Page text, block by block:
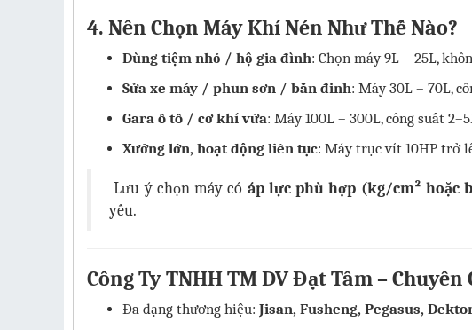
4. Nên Chọn Máy Khí Nén Như Thế Nào?
Dùng tiệm nhỏ / hộ gia đình: Chọn máy 9L – 25L,
Sửa xe máy / phun sơn / bắn đinh: Máy 30L – 70L,
Gara ô tô / cơ khí vừa: Máy 100L – 300L, công suất
Xưởng lớn, hoạt động liên tục: Máy trục vít 10HP trở
Lưu ý chọn máy có áp lực phù hợp (kg/cm² hoặc
yếu.
Công Ty TNHH TM DV Đạt Tâm –
Đa dạng thương hiệu: Jisan, Fusheng, Pegasus,